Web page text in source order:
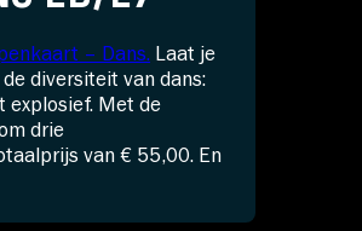
– Dans. Laat je
diversiteit van dans:
explosief. Met de
drie
van € 55,00. En